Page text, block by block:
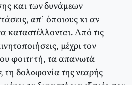
και των δυνάμεων
απ’ όποιους κι αν
καταστέλλονται. Από τις
μέχρι τον
φοιτητή, τα απανωτά
δολοφονία της νεαρής